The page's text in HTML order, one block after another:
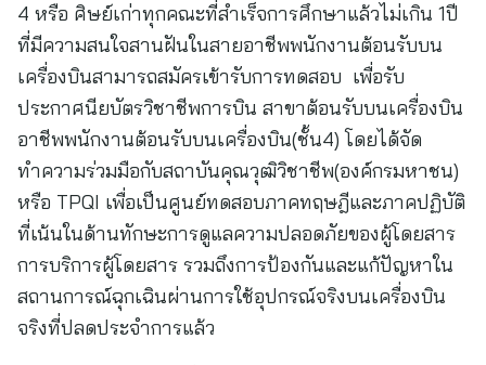
4 หรือ ศิษย์เก่าทุกคณะที่สำเร็จการศึกษาแล้วไม่เกิน 1ปี
ที่มีความสนใจสานฝันในสายอาชีพพนักงานต้อนรับบน
เครื่องบินสามารถสมัครเข้ารับการทดสอบ เพื่อรับ
ประกาศนียบัตรวิชาชีพการบิน สาขาต้อนรับบนเครื่องบิน
อาชีพพนักงานต้อนรับบนเครื่องบิน(ชั้น4) โดยได้จัด
ทำความร่วมมือกับสถาบันคุณวุฒิวิชาชีพ(องค์กรมหาชน)
หรือ TPQI เพื่อเป็นศูนย์ทดสอบภาคทฤษฎีและภาคปฏิบัติ
ที่เน้นในด้านทักษะการดูแลความปลอดภัยของผู้โดยสาร
การบริการผู้โดยสาร รวมถึงการป้องกันและแก้ปัญหาใน
สถานการณ์ฉุกเฉินผ่านการใช้อุปกรณ์จริงบนเครื่องบิน
จริงที่ปลดประจำการแล้ว